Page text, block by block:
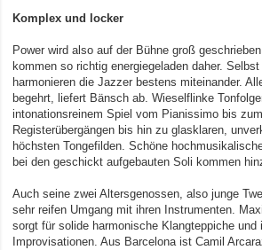
Komplex und locker
Power wird also auf der Bühne groß
kommen so richtig energiegeladen daher.
harmonieren die Jazzer bestens miteinander.
begehrt, liefert Bänsch ab. Wieselflinke
intonationsreinem Spiel vom Pianissimo bis
Registerübergängen bis hin zu glasklaren,
höchsten Tongefilden. Schöne
bei den geschickt aufgebauten Soli kommen
Auch seine zwei Altersgenossen, also junge
sehr reifen Umgang mit ihren Instrumenten.
sorgt für solide harmonische Klangteppiche
Improvisationen. Aus Barcelona ist Camil